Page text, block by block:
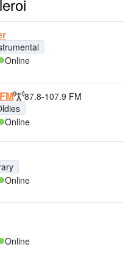
Online
87.8-107.9 FM
Online
Online
Online